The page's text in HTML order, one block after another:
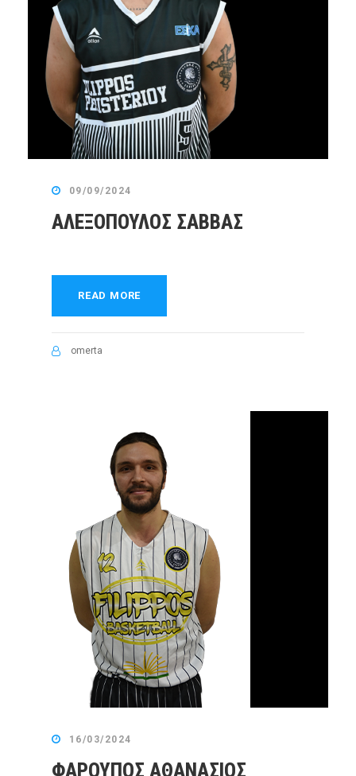
09/09/2024
ΑΛΕΞΟΠΟΥΛΟΣ ΣΑΒΒΑΣ
READ MORE
omerta
16/03/2024
ΦΑΡΟΥΠΟΣ ΑΘΑΝΑΣΙΟΣ